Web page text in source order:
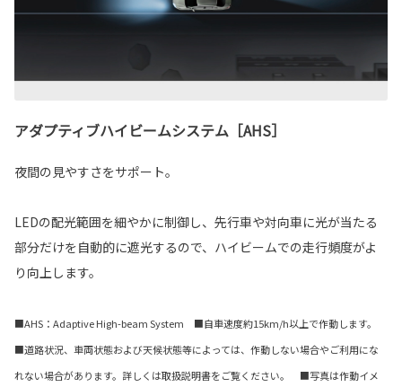
アダプティブハイビームシステム［AHS］
夜間の見やすさをサポート。
LEDの配光範囲を細やかに制御し、先行車や対向車に光が当たる
部分だけを自動的に遮光するので、ハイビームでの走行頻度がよ
り向上します。
■AHS：Adaptive High-beam System ■自車速度約15km/h以上で作動します。
■道路状況、車両状態および天候状態等によっては、作動しない場合やご利用にな
れない場合があります。詳しくは取扱説明書をご覧ください。 ■写真は作動イメ